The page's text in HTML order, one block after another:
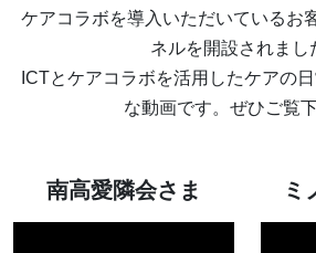
ケアコラボを導入いただいているお
ネルを開設されまし
ICTとケアコラボを活用したケアの
な動画です。ぜひご覧下
南高愛隣会さま ミ